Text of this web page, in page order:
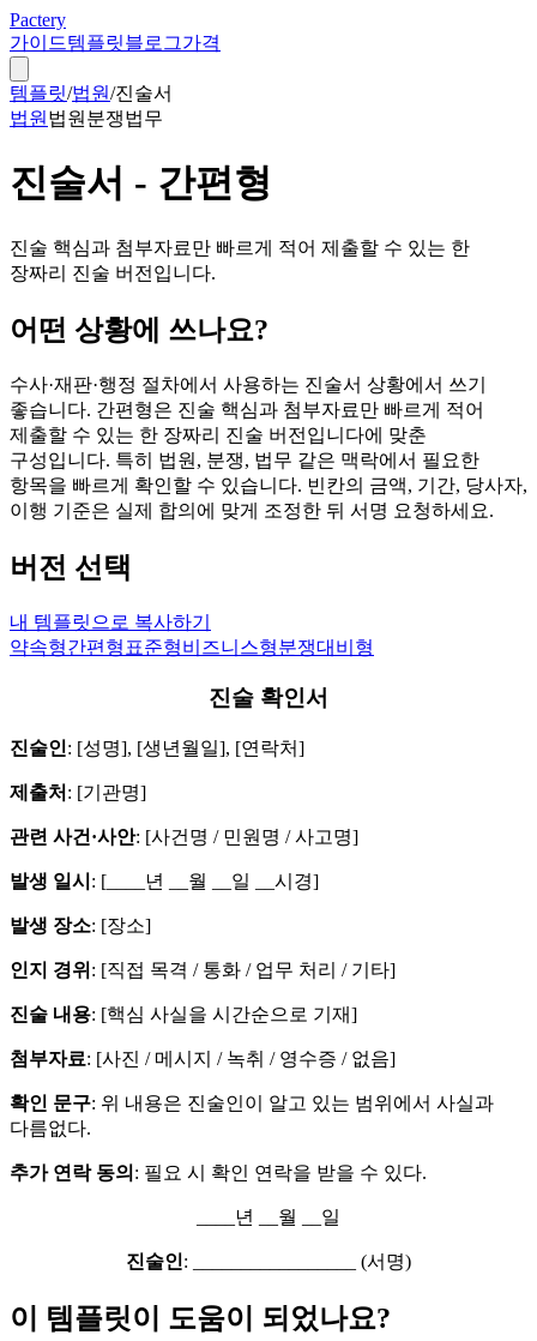
Pactery
가이드템플릿블로그가격
템플릿/법원/진술서
법원 법원 분쟁법무
진술서 - 간편형
진술 핵심과 첨부자료만 빠르게 적어 제출할 수 있는 한
장짜리 진술 버전입니다.
어떤 상황에 쓰나요?
수사·재판·행정 절차에서 사용하는 진술서 상황에서 쓰기
좋습니다. 간편형은 진술 핵심과 첨부자료만 빠르게 적어
제출할 수 있는 한 장짜리 진술 버전입니다에 맞춘
구성입니다. 특히 법원, 분쟁, 법무 같은 맥락에서 필요한
항목을 빠르게 확인할 수 있습니다. 빈칸의 금액, 기간, 당사자,
이행 기준은 실제 합의에 맞게 조정한 뒤 서명 요청하세요.
버전 선택
내 템플릿으로 복사하기
약속형간편형 표준형비즈니스형분쟁대비형
진술 확인서
진술인: [성명], [생년월일], [연락처]
제출처 : [기관명]
관련 사건·사안: [사건명 / 민원명 / 사고명]
발생 일시 : [____년 __월 __일 __시경]
발생 장소: [장소]
인지 경위 : [직접 목격 / 통화 / 업무 처리 / 기타]
진술 내용: [핵심 사실을 시간순으로 기재]
첨부자료: [사진 / 메시지 / 녹취 / 영수증 / 없음]
확인 문구: 위 내용은 진술인이 알고 있는 범위에서 사실과
다름없다.
추가 연락 동의 : 필요 시 확인 연락을 받을 수 있다.
____년 __월 __일
진술인: _________________ (서명)
이 템플릿이 도움이 되었나요?